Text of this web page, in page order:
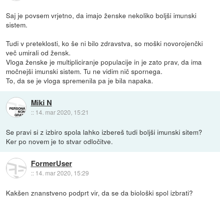
Saj je povsem vrjetno, da imajo ženske nekoliko boljši imunski
sistem.
Tudi v preteklosti, ko še ni bilo zdravstva, so moški novorojenčki
več umirali od žensk.
Vloga ženske je multipliciranje populacije in je zato prav, da ima
močnejši imunski sistem. Tu ne vidim nič spornega.
To, da se je vloga spremenila pa je bila napaka.
Miki N
:: 14. mar 2020, 15:21
Se pravi si z izbiro spola lahko izbereš tudi boljši imunski sitem?
Ker po novem je to stvar odločitve.
FormerUser
:: 14. mar 2020, 15:29
Kakšen znanstveno podprt vir, da se da biološki spol izbrati?